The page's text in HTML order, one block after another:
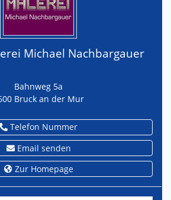
Michael Nachbargauer
Bahnweg 5a
Bruck an der Mur
Telefon Nummer
Email senden
Zur Homepage